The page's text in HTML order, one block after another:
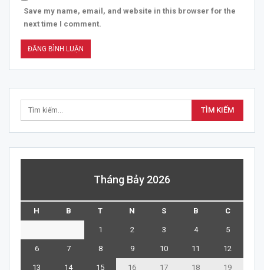
Save my name, email, and website in this browser for the
next time I comment.
Tháng Bảy 2026
H B T N S B C
1 2 3 4 5
6 7 8 9 10 11 12
13 14 15 16 17 18 19